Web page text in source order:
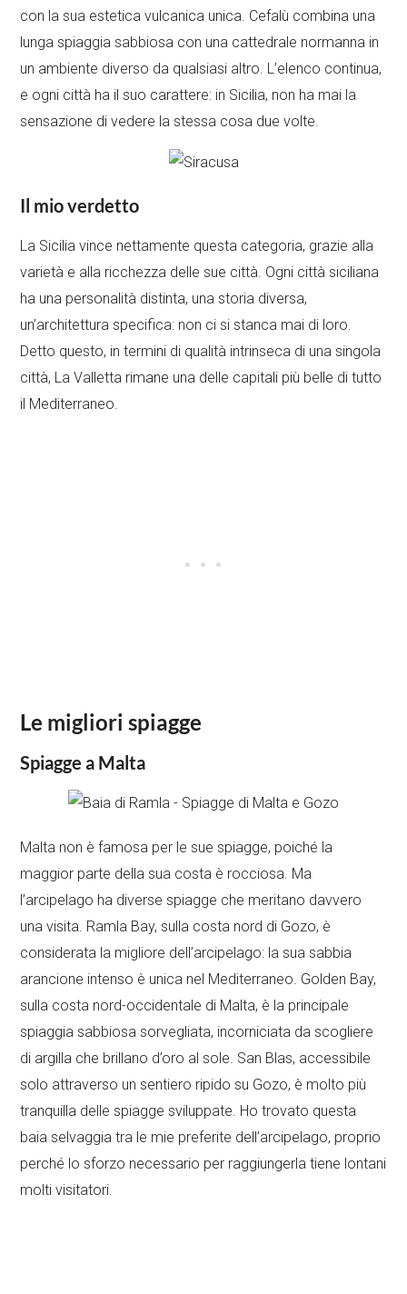
con la sua estetica vulcanica unica. Cefalù combina una
lunga spiaggia sabbiosa con una cattedrale normanna in
un ambiente diverso da qualsiasi altro. L’elenco continua,
e ogni città ha il suo carattere: in Sicilia, non ha mai la
sensazione di vedere la stessa cosa due volte.
Il mio verdetto
La Sicilia vince nettamente questa categoria, grazie alla
varietà e alla ricchezza delle sue città. Ogni città siciliana
ha una personalità distinta, una storia diversa,
un’architettura specifica: non ci si stanca mai di loro.
Detto questo, in termini di qualità intrinseca di una singola
città, La Valletta rimane una delle capitali più belle di tutto
il Mediterraneo.
Le migliori spiagge
Spiagge a Malta
Malta non è famosa per le sue spiagge, poiché la
maggior parte della sua costa è rocciosa. Ma
l’arcipelago ha diverse spiagge che meritano davvero
una visita. Ramla Bay, sulla costa nord di Gozo, è
considerata la migliore dell’arcipelago: la sua sabbia
arancione intenso è unica nel Mediterraneo. Golden Bay,
sulla costa nord-occidentale di Malta, è la principale
spiaggia sabbiosa sorvegliata, incorniciata da scogliere
di argilla che brillano d’oro al sole. San Blas, accessibile
solo attraverso un sentiero ripido su Gozo, è molto più
tranquilla delle spiagge sviluppate. Ho trovato questa
baia selvaggia tra le mie preferite dell’arcipelago, proprio
perché lo sforzo necessario per raggiungerla tiene lontani
molti visitatori.